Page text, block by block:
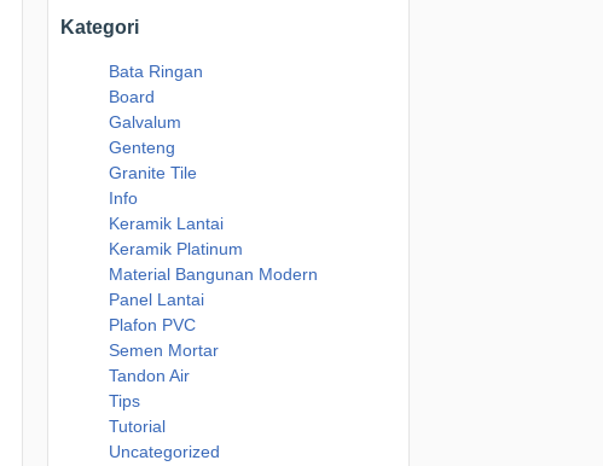
Kategori
Bata Ringan
Board
Galvalum
Genteng
Granite Tile
Info
Keramik Lantai
Keramik Platinum
Material Bangunan Modern
Panel Lantai
Plafon PVC
Semen Mortar
Tandon Air
Tips
Tutorial
Uncategorized